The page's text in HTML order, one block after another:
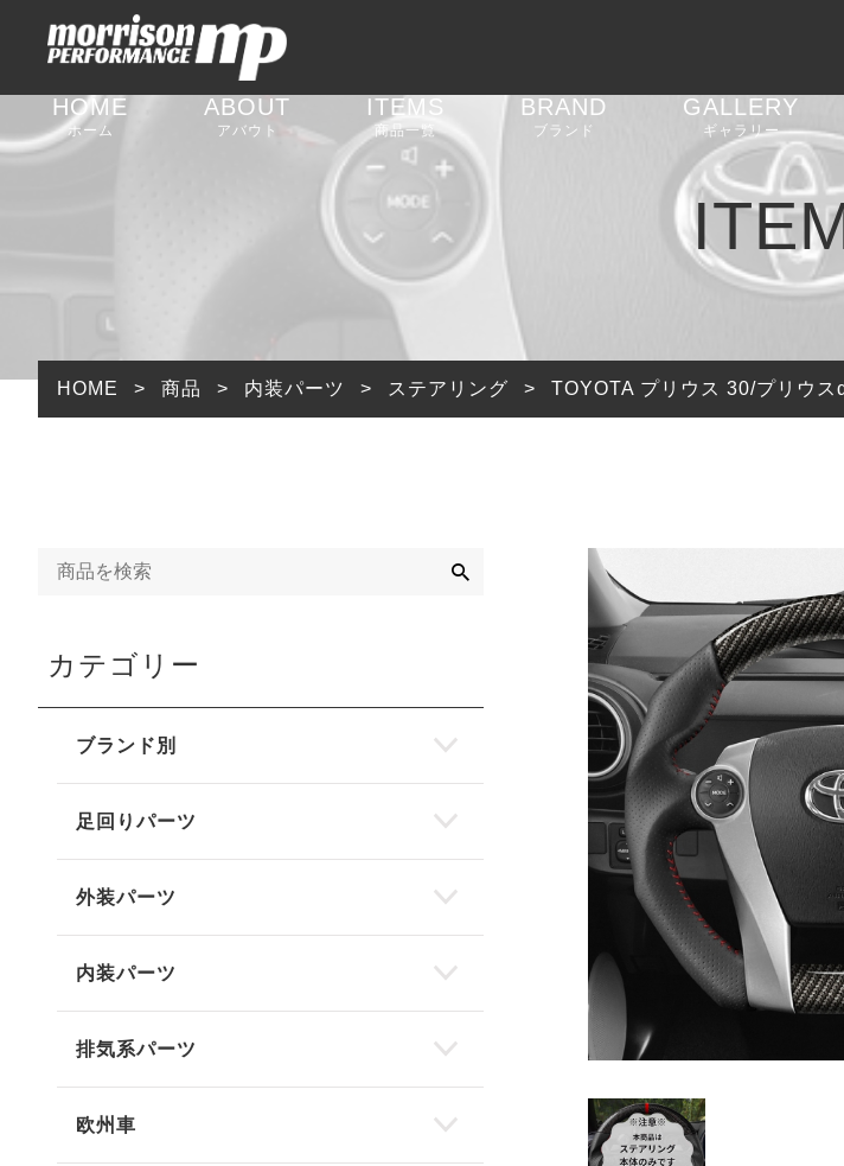
HOME
ホーム
ABOUT
アバウト
ITEMS
商品一覧
足回りパーツ
外装パーツ エアロパーツ
内装パーツ
BRAND
ブランド
RPMPOWER
GALLERY
ギャラリー
BMW 2 Series
BMW M2 F87
BMW 8 Series
G15 G16
BMW M8 F91
F93
BMW X3 G01
BMW iX3 G08
BMW X3M F97
BMW X5M F95
HOME > 商品 > 内装パーツ > ステアリング > TOYOTA プリウス 30/プリウ
カテゴリー
ブランド別
足回りパーツ
外装パーツ
内装パーツ
排気系パーツ
欧州車